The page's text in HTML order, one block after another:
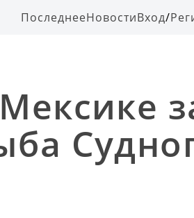
ПоследнееНовостиВход/